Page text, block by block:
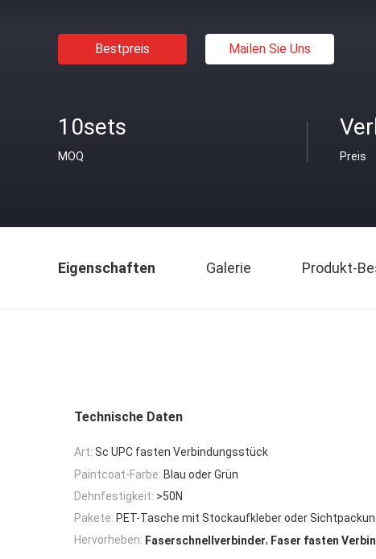
Bestpreis Mailen Sie Uns
10sets
MOQ Preis
Eigenschaften Galerie Produkt-
Technische Daten
Art: Sc UPC fasten Verbindungsstück
Paintcoat-Farbe: Blau oder Grün
Dehnfestigkeit: >50N
Pakete: PET-Tasche mit Stockaufkleber oder
Hervorheben: Faserschnellverbinder, Faser fasten